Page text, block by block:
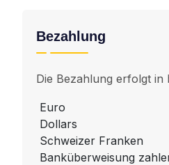
Bezahlung
Die Bezahlung erfolgt in
Euro
Dollars
Schweizer Franken
Banküberweisung